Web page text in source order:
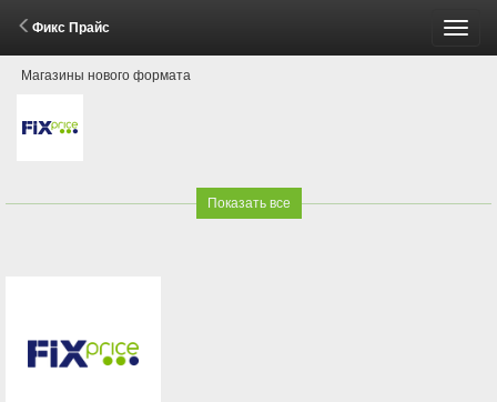
Фикс Прайс
Магазины нового формата
Показать все